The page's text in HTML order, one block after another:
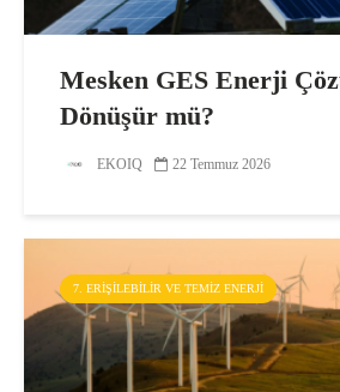
Mesken GES Enerji
Dönüşür mü?
EKOIQ 22 Temmuz 2026
7. ERIŞILEBILIR VE TEMIZ ENERJI